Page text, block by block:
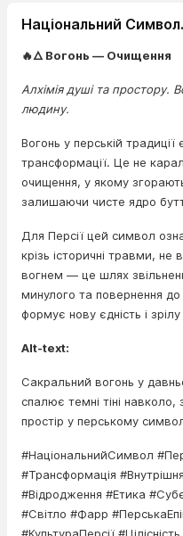
Національний
🔥🜂 Вогонь — Очищення
Алхімія душі та простору.
людину.
Вогонь у перській
трансформації. Це не
очищення, у якому
залишаючи чисте ядро
Для Персії цей символ
крізь історичні травми, не
вогнем — це шлях
минулого та повернення до
формує нову єдність і
Alt-text:
Сакральний вогонь у
спалює темні тіні
простір у перському
#НаціональнийСимвол
#Трансформація
#Відродження #Етика
#Світло #Фарр